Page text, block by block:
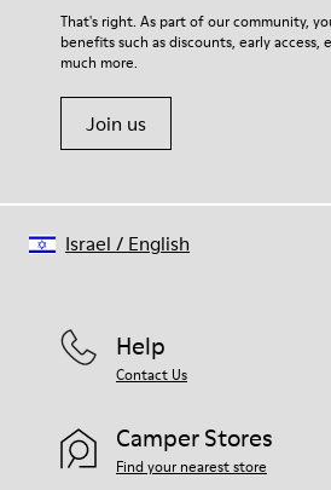
That's right. As part of our community,
benefits such as discounts, early access,
much more.
Join us
Help
Contact Us
Camper Stores
Find your nearest store
Israel / English